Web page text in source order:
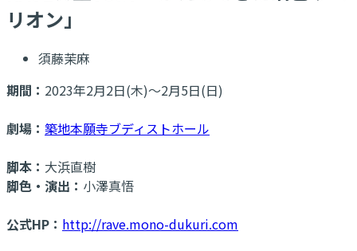
リオン」
須藤茉麻
期間： 2023年2月2日(木)～2月5日(日)
劇場： 築地本願寺ブディストホール
脚本： 大浜直樹
脚色・演出： 小澤真悟
公式HP： http://rave.mono-dukuri.com